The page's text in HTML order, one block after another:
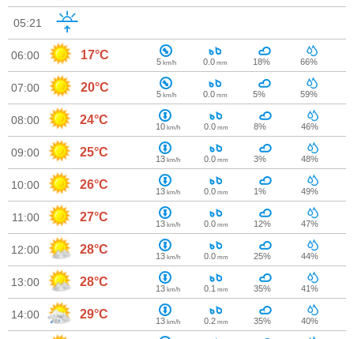
05:21
06:00 17°C 5 km/h 0.0 mm 18% 66%
07:00 20°C 5 km/h 0.0 mm 5% 59%
08:00 24°C 10 km/h 0.0 mm 8% 46%
09:00 25°C 13 km/h 0.0 mm 3% 48%
10:00 26°C 13 km/h 0.0 mm 1% 49%
11:00 27°C 13 km/h 0.0 mm 12% 47%
12:00 28°C 13 km/h 0.0 mm 25% 44%
13:00 28°C 13 km/h 0.1 mm 35% 41%
14:00 29°C 13 km/h 0.2 mm 35% 40%